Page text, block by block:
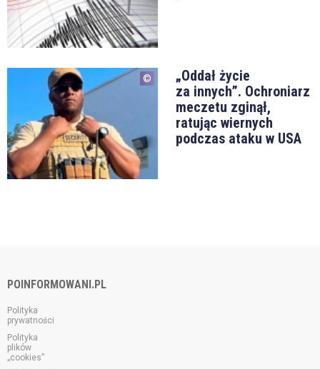
„Oddał życie
za innych”. Ochroniarz
meczetu zginął,
ratując wiernych
podczas ataku w USA
POINFORMOWANI.PL
Polityka
prywatności
Polityka
plików
„cookies”